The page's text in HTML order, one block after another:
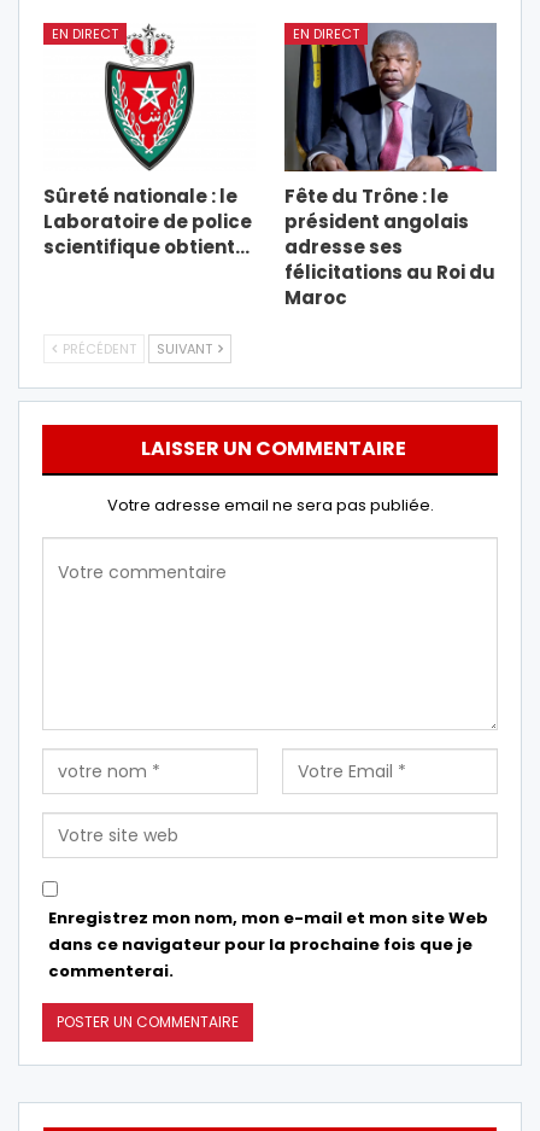
EN DIRECT
Sûreté nationale : le
Laboratoire de police
scientifique obtient…
EN DIRECT
Fête du Trône : le
président angolais
adresse ses
félicitations au Roi du
Maroc
PRÉCÉDENT SUIVANT
LAISSER UN COMMENTAIRE
Votre adresse email ne sera pas publiée.
Enregistrez mon nom, mon e-mail et mon site Web
dans ce navigateur pour la prochaine fois que je
commenterai.